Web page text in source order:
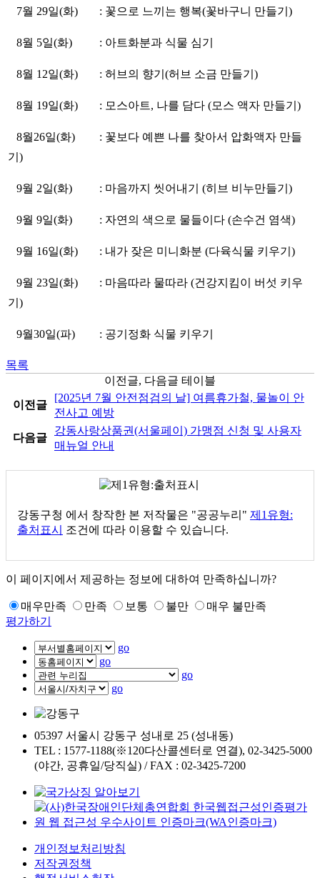
7월 29일(화) : 꽃으로 느끼는 행복(꽃바구니 만들기)
8월 5일(화) : 아트화분과 식물 심기
8월 12일(화) : 허브의 향기(허브 소금 만들기)
8월 19일(화) : 모스아트, 나를 담다 (모스 액자 만들기)
8월26일(화)
: 꽃보다 예쁜 나를 찾아서 압화액자 만들
기)
9월 2일(화) : 마음까지 씻어내기 (히브 비누만들기)
9월 9일(화) : 자연의 색으로 물들이다 (손수건 염색)
9월 16일(화) : 내가 잦은 미니화분 (다육식물 키우기)
9월 23일(화)
: 마음따라 물따라 (건강지킴이 버섯 키우
기)
9월30일(파) : 공기정화 식물 키우기
목록
이전글, 다음글 테이블
이전글
[2025년 7월 안전점검의 날] 여름휴가철, 물놀이 안
전사고 예방
다음글
강동사랑상품권(서울페이) 가맹점 신청 및 사용자
매뉴얼 안내
강동구청 에서 창작한 본 저작물은 "공공누리" 제1유형:
출처표시
조건에 따라 이용할 수 있습니다.
이 페이지에서 제공하는 정보에 대하여 만족하십니까?
매우만족 만족 보통 불만
매우 불만족
평가하기
go
go
go
go
05397 서울시 강동구 성내로 25 (성내동)
TEL : 1577-1188(※120다산콜센터로 연결), 02-3425-5000
(야간, 공휴일/당직실) / FAX : 02-3425-7200
개인정보처리방침
저작권정책